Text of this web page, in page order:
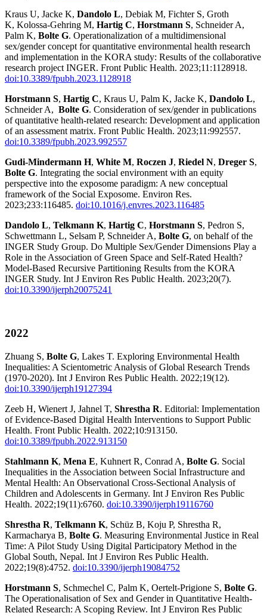
Kraus U, Jacke K, Dandolo L, Debiak M, Fichter S, Groth
K, Kolossa-Gehring M, Hartig C, Horstmann S, Schneider A,
Palm K, Bolte G. Operationalization of a multidimensional
sex/gender concept for quantitative environmental health research
and implementation in the KORA study: Results of the collaborative
research project INGER. Front Public Health. 2023;11:1128918.
doi:10.3389/fpubh.2023.1128918
Horstmann S, Hartig C, Kraus U, Palm K, Jacke K, Dandolo L,
Schneider A, Bolte G. Consideration of sex/gender in publications
of quantitative health-related research: Development and application
of an assessment matrix. Front Public Health. 2023;11:992557.
doi:10.3389/fpubh.2023.992557
Gudi-Mindermann H, White M, Roczen J, Riedel N, Dreger S,
Bolte G. Integrating the social environment with an equity
perspective into the exposome paradigm: A new conceptual
framework of the Social Exposome. Environ Res.
2023;233:116485. doi:10.1016/j.envres.2023.116485
Dandolo L, Telkmann K, Hartig C, Horstmann S, Pedron S,
Schwettmann L, Selsam P, Schneider A, Bolte G, on behalf of the
INGER Study Group. Do Multiple Sex/Gender Dimensions Play a
Role in the Association of Green Space and Self-Rated Health?
Model-Based Recursive Partitioning Results from the KORA
INGER Study. Int J Environ Res Public Health. 2023;20(7).
doi:10.3390/ijerph20075241
2022
Zhuang S, Bolte G, Lakes T. Exploring Environmental Health
Inequalities: A Scientometric Analysis of Global Research Trends
(1970-2020). Int J Environ Res Public Health. 2022;19(12).
doi:10.3390/ijerph19127394
Zeeb H, Wienert J, Jahnel T, Shrestha R. Editorial: Implementation
of Evidence-Based Digital Health Interventions to Support Public
Health. Front Public Health. 2022;10:913150.
doi:10.3389/fpubh.2022.913150
Stahlmann K, Mena E, Kuhnert R, Conrad A, Bolte G. Social
Inequalities in the Association between Social Infrastructure and
Mental Health: An Observational Cross-Sectional Analysis of
Children and Adolescents in Germany. Int J Environ Res Public
Health. 2022;19(11):6760. doi:10.3390/ijerph19116760
Shrestha R, Telkmann K, Schüz B, Koju P, Shrestha R,
Karmacharya B, Bolte G. Measuring Environmental Justice in Real
Time: A Pilot Study Using Digital Participatory Method in the
Global South, Nepal. Int J Environ Res Public Health.
2022;19(8):4752. doi:10.3390/ijerph19084752
Horstmann S, Schmechel C, Palm K, Oertelt-Prigione S, Bolte G.
The Operationalisation of Sex and Gender in Quantitative Health-
Related Research: A Scoping Review. Int J Environ Res Public